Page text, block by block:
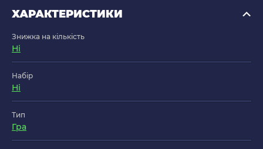
ХАРАКТЕРИСТИКИ
Знижка на кількість
Ні
Набір
Ні
Тип
Гра